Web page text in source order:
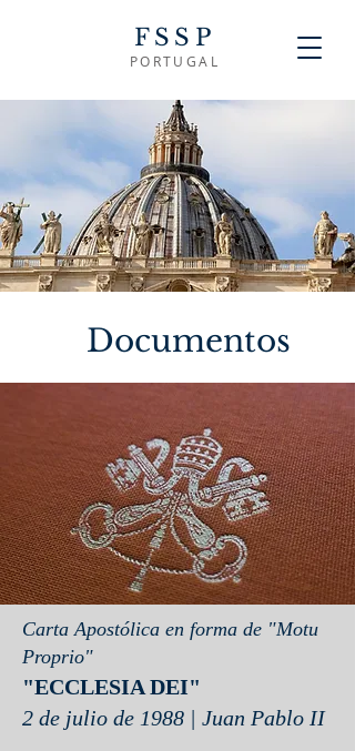
FSSP
PORTUGAL
Documentos
Carta Apostólica en forma de "Motu
Proprio"
"ECCLESIA DEI"
2 de julio de 1988 | Juan Pablo II